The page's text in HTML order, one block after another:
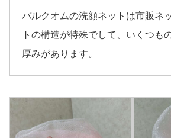
バルクオムの洗顔ネットは市販ネ
トの構造が特殊でして、いくつも
厚みがあります。